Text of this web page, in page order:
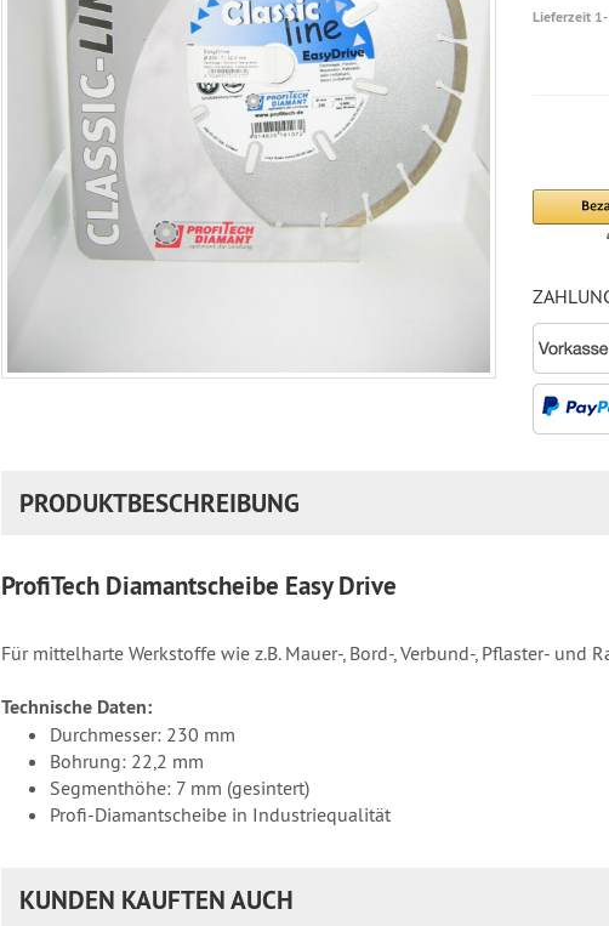
Lieferzeit
PRODUKTBESCHREIBUNG
ProfiTech Diamantscheibe Easy Drive
Für mittelharte Werkstoffe wie z.B. Mauer-, Bord-, Verbund-, Pflaster- und
Technische Daten:
Durchmesser: 230 mm
Bohrung: 22,2 mm
Segmenthöhe: 7 mm (gesintert)
Profi-Diamantscheibe in Industriequalität
KUNDEN KAUFTEN AUCH